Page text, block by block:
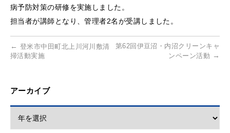
病予防対策の研修を実施しました。
担当者が講師となり、管理者2名が受講しました。
← 登米市中田町北上川河川敷清
掃活動実施
第62回伊豆沼・内沼クリーンキャ
ンペーン活動 →
アーカイブ